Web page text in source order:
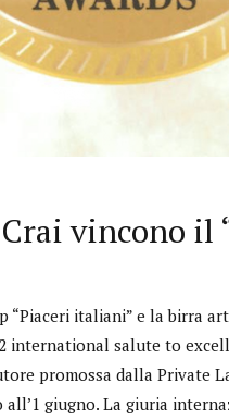
vincono il
“Piaceri italiani” e la birra
international salute to
promossa dalla Private
all’1 giugno. La giuria